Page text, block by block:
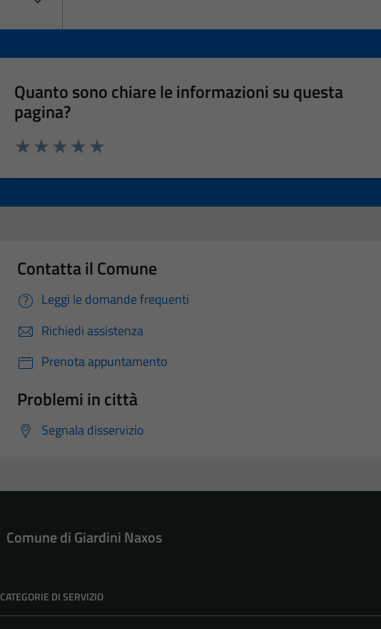
Quanto sono chiare le informazioni su questa
pagina?
Contatta il Comune
Leggi le domande frequenti
Richiedi assistenza
Prenota appuntamento
Problemi in città
Segnala disservizio
Comune di Giardini Naxos
CATEGORIE DI SERVIZIO